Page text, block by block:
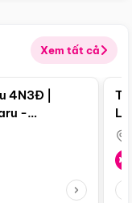
Xem tất cả
Điểm nổi bật
4N3Đ |
-